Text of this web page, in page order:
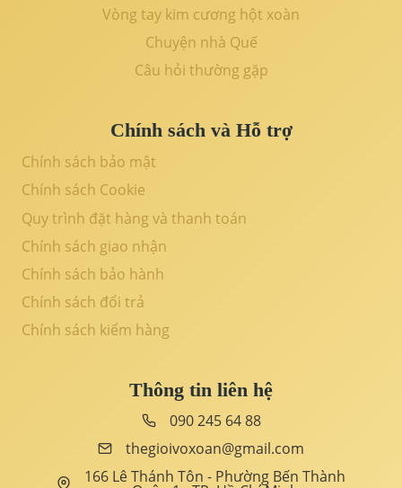
Vòng tay kim cương hột xoàn
Chuyện nhà Quế
Câu hỏi thường gặp
Chính sách và Hỗ trợ
Chính sách bảo mật
Chính sách Cookie
Quy trình đặt hàng và thanh toán
Chính sách giao nhận
Chính sách bảo hành
Chính sách đổi trả
Chính sách kiểm hàng
Thông tin liên hệ
090 245 64 88
thegioivoxoan@gmail.com
166 Lê Thánh Tôn - Phường Bến Thành